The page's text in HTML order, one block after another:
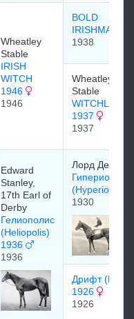
Wheatley
Stable
IRISH
WITCH
1946
1946
BOLD
IRISHMAN
1938
Wheatley
Stable
WITCHLIKE
1937
1937
Edward
Stanley,
17th Earl of
Derby
Гелиополис
(Heliopolis)
1936
1936
Лоpд Дepби
Гиперион
(Hyperion)
1930
Дрифт (Drift)
1926
1926